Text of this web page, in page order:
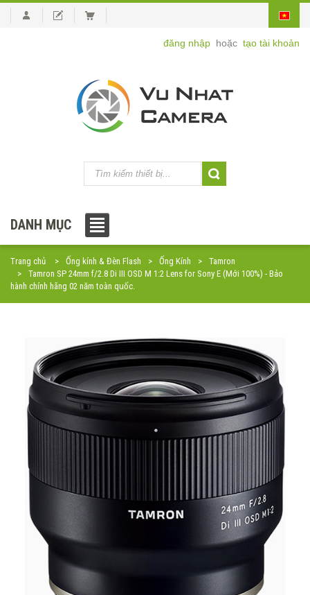
đăng nhập hoặc tạo tài khoản
DANH MỤC
Trang chủ Ống kính & Đèn Flash Ống Kính
Tamron
Tamron SP 24mm f/2.8 Di III OSD M 1:2 Lens for Sony E (Mới 100%) - Bảo
hành chính hãng 02 năm toàn quốc.